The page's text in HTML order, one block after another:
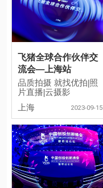
飞猪全球合作伙伴交
流会—上海站
品质拍摄 就找优拍|照
片直播|云摄影
上海
2023-09-15